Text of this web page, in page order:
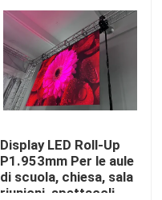
Display LED Roll-Up
P1.953mm Per le aule
di scuola, chiesa, sala
riunioni, spettacoli